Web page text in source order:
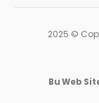
2025 ©
Bu Web